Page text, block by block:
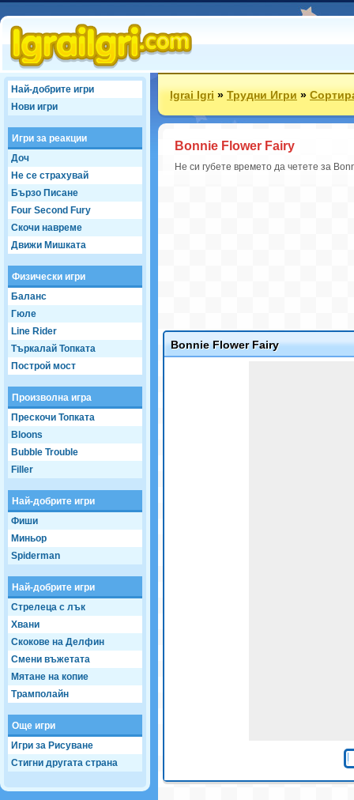
Най-добрите игри
Нови игри
Игри за реакции
Доч
Не се страхувай
Бързо Писане
Four Second Fury
Скочи навреме
Движи Мишката
Физически игри
Баланс
Гюле
Line Rider
Търкалай Топката
Построй мост
Произволна игра
Прескочи Топката
Bloons
Bubble Trouble
Filler
Най-добрите игри
Фиши
Миньор
Spiderman
Най-добрите игри
Стрелеца с лък
Хвани
Скокове на Делфин
Смени въжетата
Мятане на копие
Трамполайн
Още игри
Игри за Рисуване
Стигни другата страна
Igrai Igri»Трудни Игри»
Bonnie Flower Fairy
Не си губете времето да четете за
Bonnie Flower Fairy